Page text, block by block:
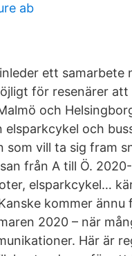
ab
ett samarbete
för resenärer
och
elsparkcykel och
som vill ta sig fram
från A till Ö.
elsparkcykel…
kommer ännu
2020 – när
Här är